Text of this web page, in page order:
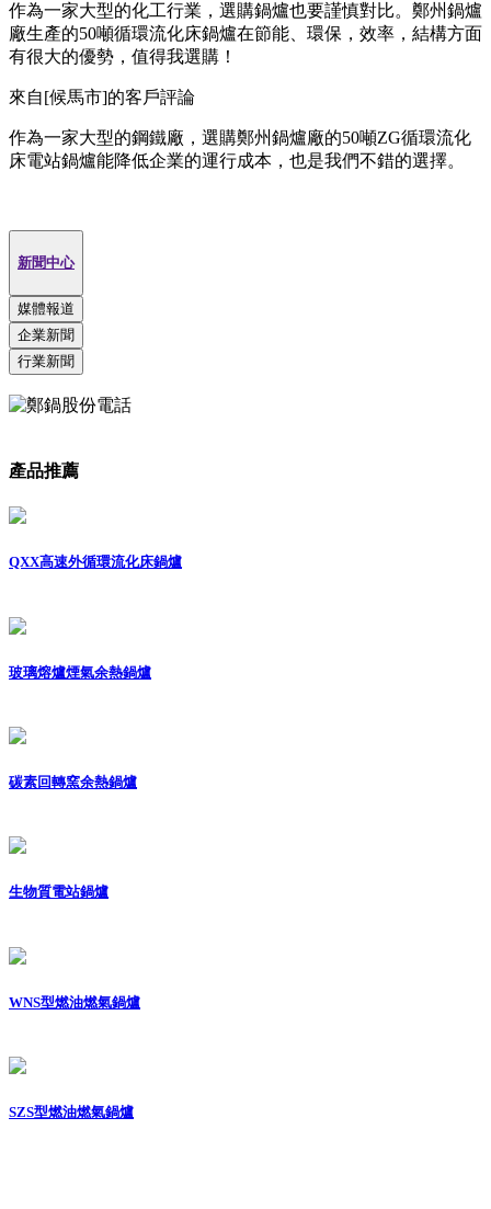
作為一家大型的化工行業，選購鍋爐也要謹慎對比。鄭州鍋爐
廠生產的50噸循環流化床鍋爐在節能、環保，效率，結構方面
有很大的優勢，值得我選購！
來自[候馬市]的客戶評論
作為一家大型的鋼鐵廠，選購鄭州鍋爐廠的50噸ZG循環流化
床電站鍋爐能降低企業的運行成本，也是我們不錯的選擇。
新聞中心
媒體報道
企業新聞
行業新聞
產品推薦
QXX高速外循環流化床鍋爐
玻璃熔爐煙氣余熱鍋爐
碳素回轉窯余熱鍋爐
生物質電站鍋爐
WNS型燃油燃氣鍋爐
SZS型燃油燃氣鍋爐